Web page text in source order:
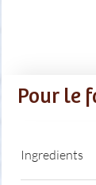
Pour le
Ingredients